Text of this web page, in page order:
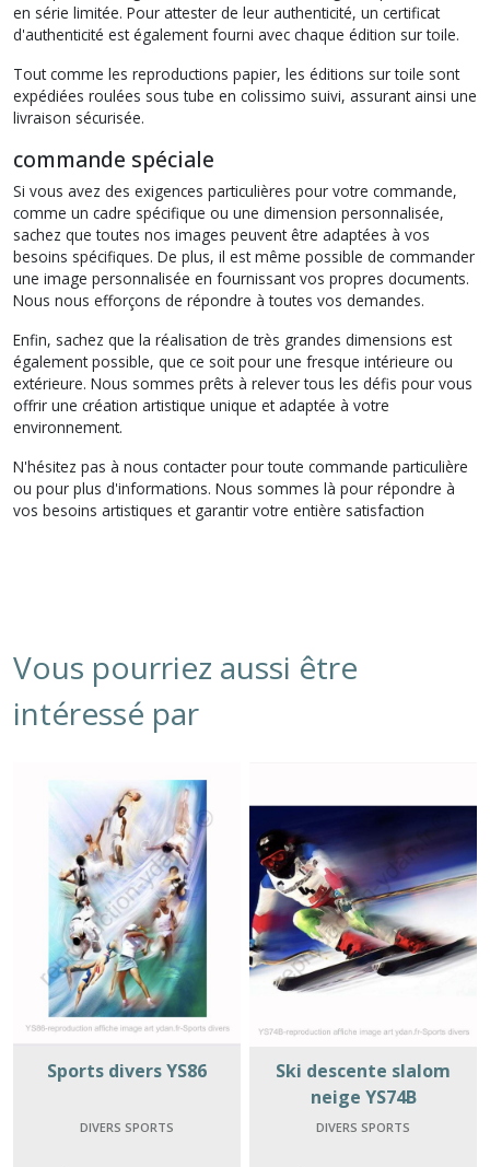
en série limitée. Pour attester de leur authenticité, un certificat
d'authenticité est également fourni avec chaque édition sur toile.
Tout comme les reproductions papier, les éditions sur toile sont
expédiées roulées sous tube en colissimo suivi, assurant ainsi une
livraison sécurisée.
commande spéciale
Si vous avez des exigences particulières pour votre commande,
comme un cadre spécifique ou une dimension personnalisée,
sachez que toutes nos images peuvent être adaptées à vos
besoins spécifiques. De plus, il est même possible de commander
une image personnalisée en fournissant vos propres documents.
Nous nous efforçons de répondre à toutes vos demandes.
Enfin, sachez que la réalisation de très grandes dimensions est
également possible, que ce soit pour une fresque intérieure ou
extérieure. Nous sommes prêts à relever tous les défis pour vous
offrir une création artistique unique et adaptée à votre
environnement.
N'hésitez pas à nous contacter pour toute commande particulière
ou pour plus d'informations. Nous sommes là pour répondre à
vos besoins artistiques et garantir votre entière satisfaction
Vous pourriez aussi être
intéressé par
Sports divers YS86
DIVERS SPORTS
Ski descente slalom
neige YS74B
DIVERS SPORTS